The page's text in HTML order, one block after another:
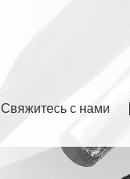
Свяжитесь с нами